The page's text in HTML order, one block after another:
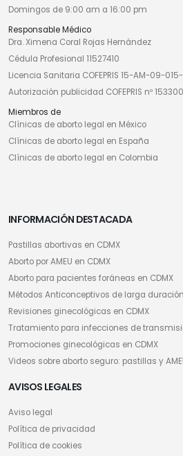
Domingos de 9:00 am a 16:00 pm
Responsable Médico
Dra. Ximena Coral Rojas Hernández
Cédula Profesional 11527410
Licencia Sanitaria COFEPRIS 15-AM-09-
Autorización publicidad COFEPRIS nº
Miembros de
Clínicas de aborto legal en México
Clínicas de aborto legal en España
Clínicas de aborto legal en Colombia
INFORMACIÓN DESTACADA
Pastillas abortivas en CDMX
Aborto por AMEU en CDMX
Aborto para pacientes foráneas en CDMX
Métodos Anticonceptivos de larga
Revisiones ginecológicas en CDMX
Tratamiento para infecciones de
Promociones ginecológicas en CDMX
Videos sobre aborto seguro: pastillas y
AVISOS LEGALES
Aviso legal
Política de privacidad
Política de cookies